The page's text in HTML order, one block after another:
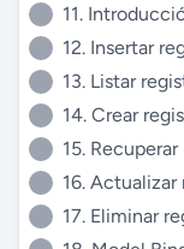
11.
12. Insertar
13. Listar
14. Crear
15.
16. Actualizar
17. Eliminar